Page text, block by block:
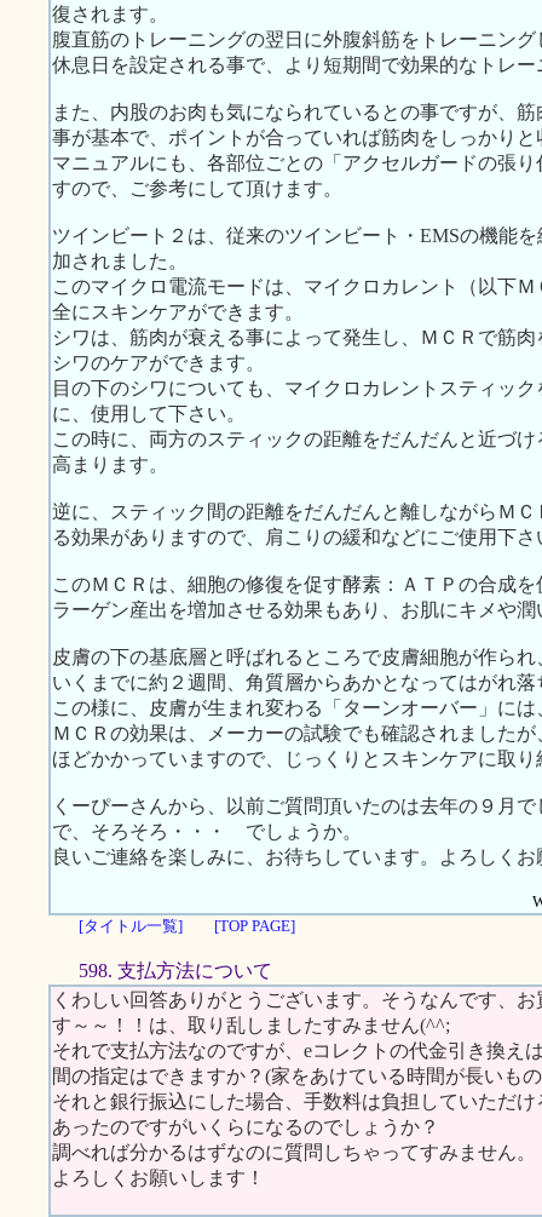
復されます。
腹直筋のトレーニングの翌日に外腹斜筋をトレーニン
休息日を設定される事で、より短期間で効果的なトレ
また、内股のお肉も気になられているとの事ですが、
事が基本で、ポイントが合っていれば筋肉をしっかり
マニュアルにも、各部位ごとの「アクセルガードの張
すので、ご参考にして頂けます。
ツインビート２は、従来のツインビート・EMSの機能
加されました。
このマイクロ電流モードは、マイクロカレント（以下
全にスキンケアができます。
シワは、筋肉が衰える事によって発生し、ＭＣＲで筋
シワのケアができます。
目の下のシワについても、マイクロカレントスティッ
に、使用して下さい。
この時に、両方のスティックの距離をだんだんと近づ
高まります。
逆に、スティック間の距離をだんだんと離しながらＭ
る効果がありますので、肩こりの緩和などにご使用下さ
このＭＣＲは、細胞の修復を促す酵素：ＡＴＰの合成
ラーゲン産出を増加させる効果もあり、お肌にキメや
皮膚の下の基底層と呼ばれるところで皮膚細胞が作ら
いくまでに約２週間、角質層からあかとなってはがれ
この様に、皮膚が生まれ変わる「ターンオーバー」に
ＭＣＲの効果は、メーカーの試験でも確認されました
ほどかかっていますので、じっくりとスキンケアに取
くーぴーさんから、以前ご質問頂いたのは去年の９月
で、そろそろ・・・ でしょうか。
良いご連絡を楽しみに、お待ちしています。よろしく
[タイトル一覧]
[TOP PAGE]
598. 支払方法について
くわしい回答ありがとうございます。そうなんです、
す～～！！は、取り乱しましたすみません(^^;
それで支払方法なのですが、eコレクトの代金引き換え
間の指定はできますか？(家をあけている時間が長いも
それと銀行振込にした場合、手数料は負担していただ
あったのですがいくらになるのでしょうか？
調べれば分かるはずなのに質問しちゃってすみません。
よろしくお願いします！